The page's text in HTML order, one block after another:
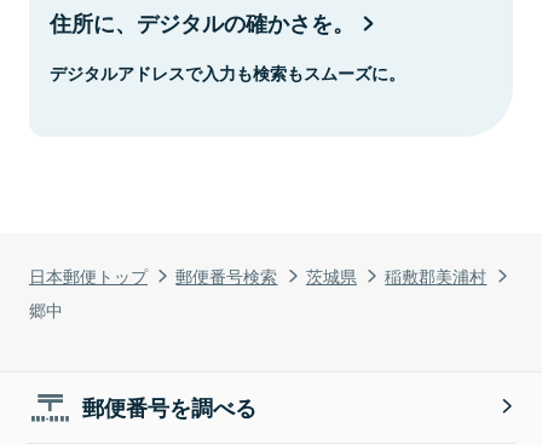
日本郵便トップ 郵便番号検索 茨城県
稲敷郡美浦村
郷中
住所に、デジタルの確かさを。
デジタルアドレスで入力も検索もスムーズに。
郵便番号を調べる